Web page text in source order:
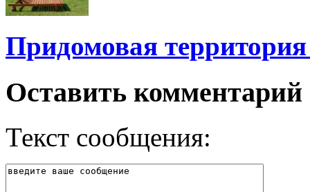
Придомовая
Оставить комментарий
Текст сообщения: